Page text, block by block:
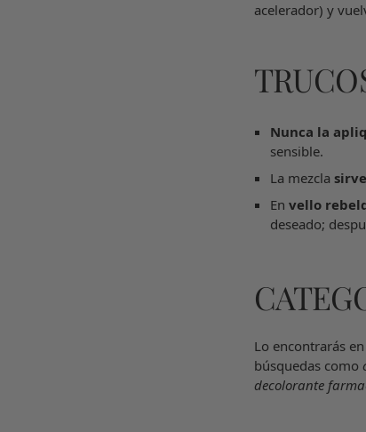
acelerador) y
Nunca la
sensible.
La mezcla
Envello
deseado;
Lo encontrarás en
búsquedas como
decolorante